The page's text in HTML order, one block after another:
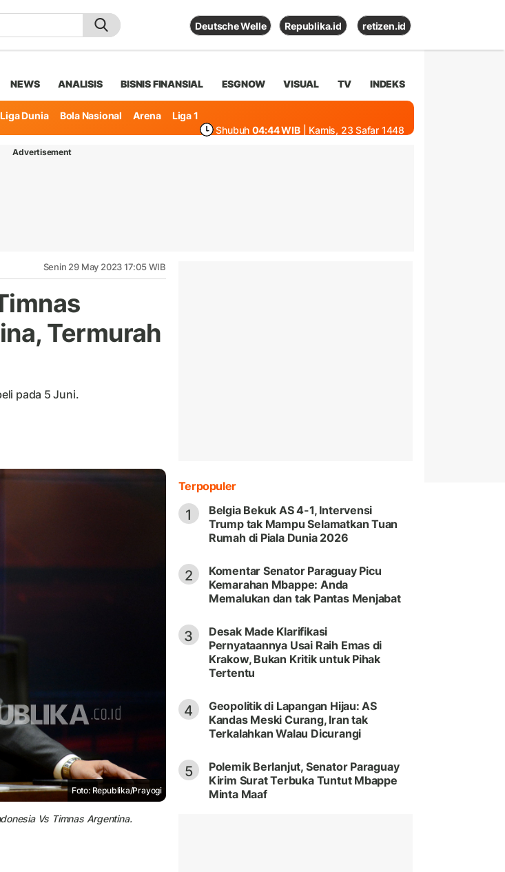
Deutsche Welle Republika.id retizen.id
NEWS ANALISIS BISNIS FINANSIAL ESGNOW VISUAL TV INDEKS
Liga Dunia Bola Nasional Arena
Liga 1
Shubuh 04:44 WIB | Kamis, 23 Safar 1448
Advertisement
Senin 29 May 2023 17:05 WIB
Termurah
pada 5 Juni.
Foto: Republika/Prayogi
Vs Timnas Argentina.
Terpopuler
1
Belgia Bekuk AS 4-1, Intervensi
Trump tak Mampu Selamatkan Tuan
Rumah di Piala Dunia 2026
2
Komentar Senator Paraguay Picu
Kemarahan Mbappe: Anda
Memalukan dan tak Pantas Menjabat
3
Desak Made Klarifikasi
Pernyataannya Usai Raih Emas di
Krakow, Bukan Kritik untuk Pihak
Tertentu
4
Geopolitik di Lapangan Hijau: AS
Kandas Meski Curang, Iran tak
Terkalahkan Walau Dicurangi
5
Polemik Berlanjut, Senator Paraguay
Kirim Surat Terbuka Tuntut Mbappe
Minta Maaf